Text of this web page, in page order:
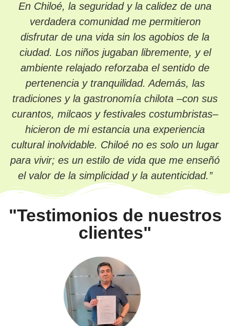
En Chiloé, la seguridad y la calidez de una
verdadera comunidad me permitieron
disfrutar de una vida sin los agobios de la
ciudad. Los niños jugaban libremente, y el
ambiente relajado reforzaba el sentido de
pertenencia y tranquilidad. Además, las
tradiciones y la gastronomía chilota –con sus
curantos, milcaos y festivales costumbristas–
hicieron de mi estancia una experiencia
cultural inolvidable. Chiloé no es solo un lugar
para vivir; es un estilo de vida que me enseñó
el valor de la simplicidad y la autenticidad.”
"Testimonios de nuestros
clientes"